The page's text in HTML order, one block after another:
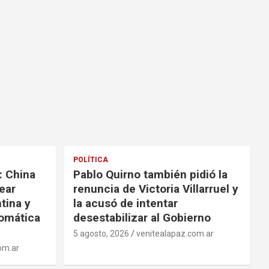
China
y
POLÍTICA
Pablo Quirno también pidió la
renuncia de Victoria Villarruel y
la acusó de intentar
desestabilizar al Gobierno
5 agosto, 2026 venitealapaz.com.ar